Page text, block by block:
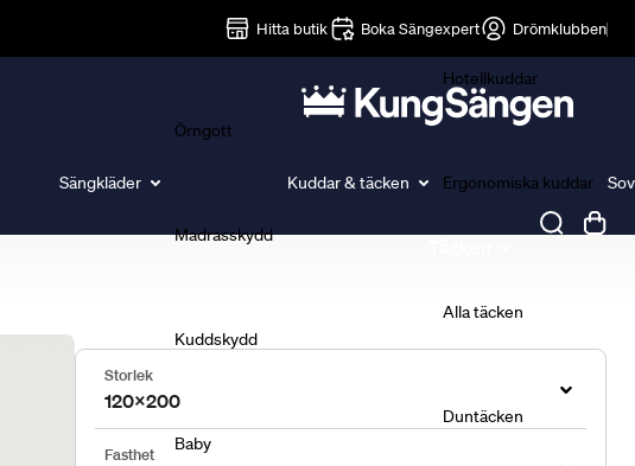
Hitta butik Boka Sängexpert Drömklubben
Sängkläder
Örngott
Madrasskydd
Kuddskydd
Baby
Kuddar & täcken
Hotellkuddar
Ergonomiska kuddar
Alla täcken
Duntäcken
Storlek
120x200
Fasthet